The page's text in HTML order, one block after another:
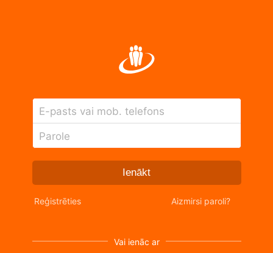
E-pasts vai mob. telefons
Parole
Ienākt
Reģistrēties Aizmirsi paroli?
Vai ienāc ar